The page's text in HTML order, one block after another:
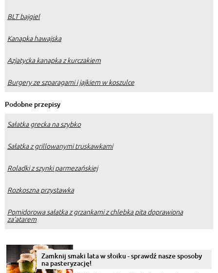
BLT bajgiel
Kanapka hawajska
Azjatycka kanapka z kurczakiem
Burgery ze szparagami i jajkiem w koszulce
Podobne przepisy
Sałatka grecka na szybko
Sałatka z grillowanymi truskawkami
Roladki z szynki parmezańskiej
Rozkoszna przystawka
Pomidorowa sałatka z grzankami z chlebka pita doprawiona
za’atarem
Zamknij smaki lata w słoiku - sprawdź nasze sposoby
na pasteryzację!